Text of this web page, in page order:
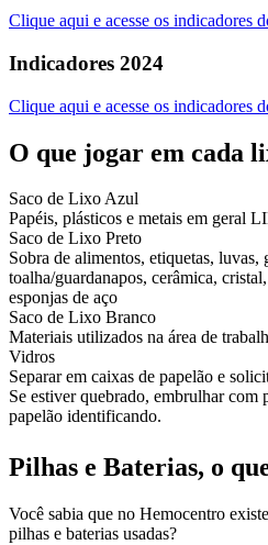
Clique aqui e acesse os indicadores
Indicadores 2024
Clique aqui e acesse os indicadores
O que jogar em cada
Saco de Lixo Azul
Papéis, plásticos e metais em geral
Saco de Lixo Preto
Sobra de alimentos, etiquetas, luvas,
toalha/guardanapos, cerâmica,
esponjas de aço
Saco de Lixo Branco
Materiais utilizados na área de
Vidros
Separar em caixas de papelão e
Se estiver quebrado, embrulhar com
papelão identificando.
Pilhas e Baterias, o
Você sabia que no Hemocentro
pilhas e baterias usadas?